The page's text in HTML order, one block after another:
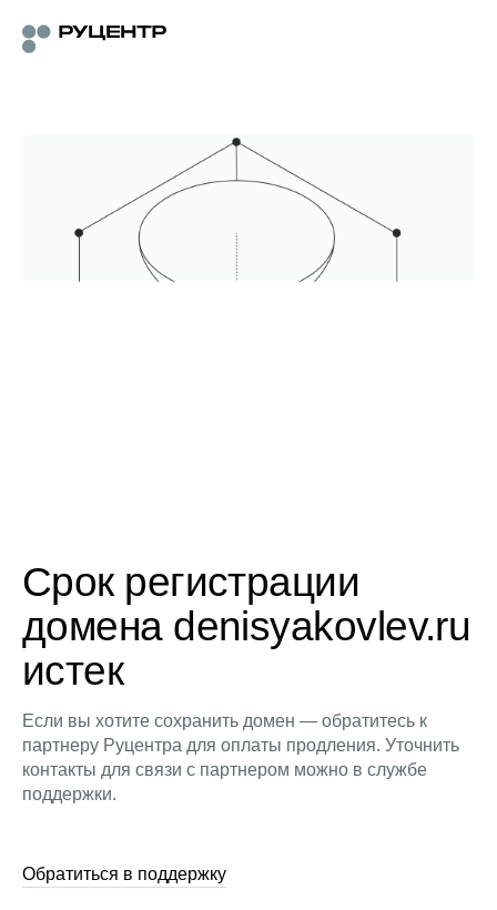
Срок регистрации
домена denisyakovlev.ru
истек
Если вы хотите сохранить домен — обратитесь к
партнеру Руцентра для оплаты продления. Уточнить
контакты для связи с партнером можно в службе
поддержки.
Обратиться в поддержку